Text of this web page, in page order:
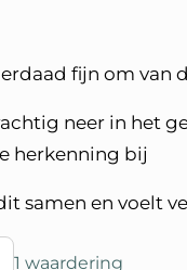
fijn om van
neer in het
herkenning bij
samen en voelt
1 waardering